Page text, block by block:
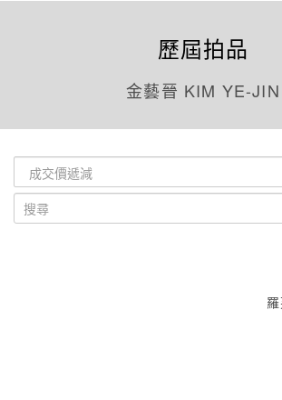
歷屆拍品
金藝晉 KIM YE-JIN